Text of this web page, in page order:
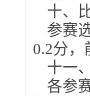
十、
参赛
0.2分，
十一
各参